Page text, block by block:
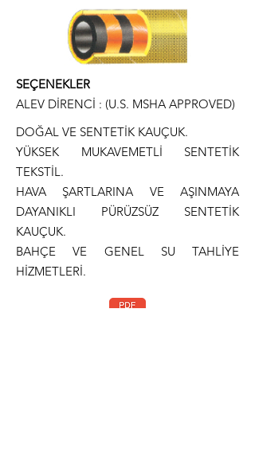
SEÇENEKLER
ALEV DİRENCİ : (U.S. MSHA APPROVED)
DOĞAL VE SENTETİK KAUÇUK.
YÜKSEK MUKAVEMETLİ SENTETİK
TEKSTİL.
HAVA ŞARTLARINA VE AŞINMAYA
DAYANIKLI PÜRÜZSÜZ SENTETİK
KAUÇUK.
BAHÇE VE GENEL SU TAHLİYE
HİZMETLERİ.